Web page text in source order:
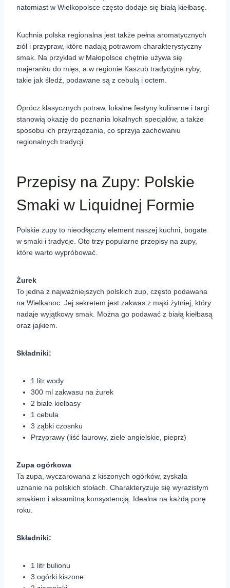
natomiast w Wielkopolsce często dodaje się białą kiełbasę.
Kuchnia polska regionalna jest także pełna aromatycznych
ziół i przypraw, które nadają potrawom charakterystyczny
smak. Na przykład w Małopolsce chętnie używa się
majeranku do mięs, a w regionie Kaszub tradycyjne ryby,
takie jak śledź, podawane są z cebulą i octem.
Oprócz klasycznych potraw, lokalne festyny kulinarne i targi
stanowią okazję do poznania lokalnych specjałów, a także
sposobu ich przyrządzania, co sprzyja zachowaniu
regionalnych tradycji.
Przepisy na Zupy: Polskie
Smaki w Liquidnej Formie
Polskie zupy to nieodłączny element naszej kuchni, bogate
w smaki i tradycje. Oto trzy popularne przepisy na zupy,
które warto wypróbować.
Żurek
To jedna z najważniejszych polskich zup, często podawana
na Wielkanoc. Jej sekretem jest zakwas z mąki żytniej, który
nadaje wyjątkowy smak. Można go podawać z białą kiełbasą
oraz jajkiem.
Składniki:
1 litr wody
300 ml zakwasu na żurek
2 białe kiełbasy
1 cebula
3 ząbki czosnku
Przyprawy (liść laurowy, ziele angielskie, pieprz)
Zupa ogórkowa
Ta zupa, wyczarowana z kiszonych ogórków, zyskała
uznanie na polskich stołach. Charakteryzuje się wyrazistym
smakiem i aksamitną konsystencją. Idealna na każdą porę
roku.
Składniki:
1 litr bulionu
3 ogórki kiszone